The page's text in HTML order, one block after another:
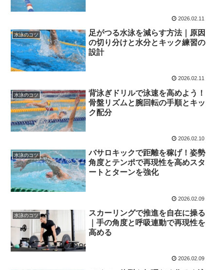
2026.02.11
水泳のコツ
足がつる水泳を減らす方法｜原因
の切り分けと水分とキック練習の
設計
2026.02.11
水泳のコツ
背泳ぎドリルで泳速を高めよう！
骨盤リズムと腕回転の手順とキッ
ク配分
2026.02.10
水泳のコツ
バサロキックで距離を稼げ！姿勢
角度とテンポで再現性を高めスタ
ートとターンを強化
2026.02.09
水泳のコツ
スカーリングで推進を自在に操る
｜手の角度と呼吸連動で再現性を
高める
2026.02.09